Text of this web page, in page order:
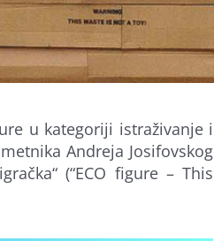
u kategoriji istraživanje i
Andreja Josifovskog
(“ECO figure – This